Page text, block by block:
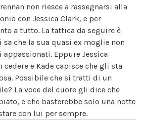
non riesce a rassegnarsi alla
con Jessica Clark, e per
a tutto. La tattica da seguire è
che la sua quasi ex moglie non
Eppure Jessica
cedere e Kade capisce che gli sta
Possibile che si tratti di un
La voce del cuore gli dice che
e che basterebbe solo una notte
con lui per sempre.